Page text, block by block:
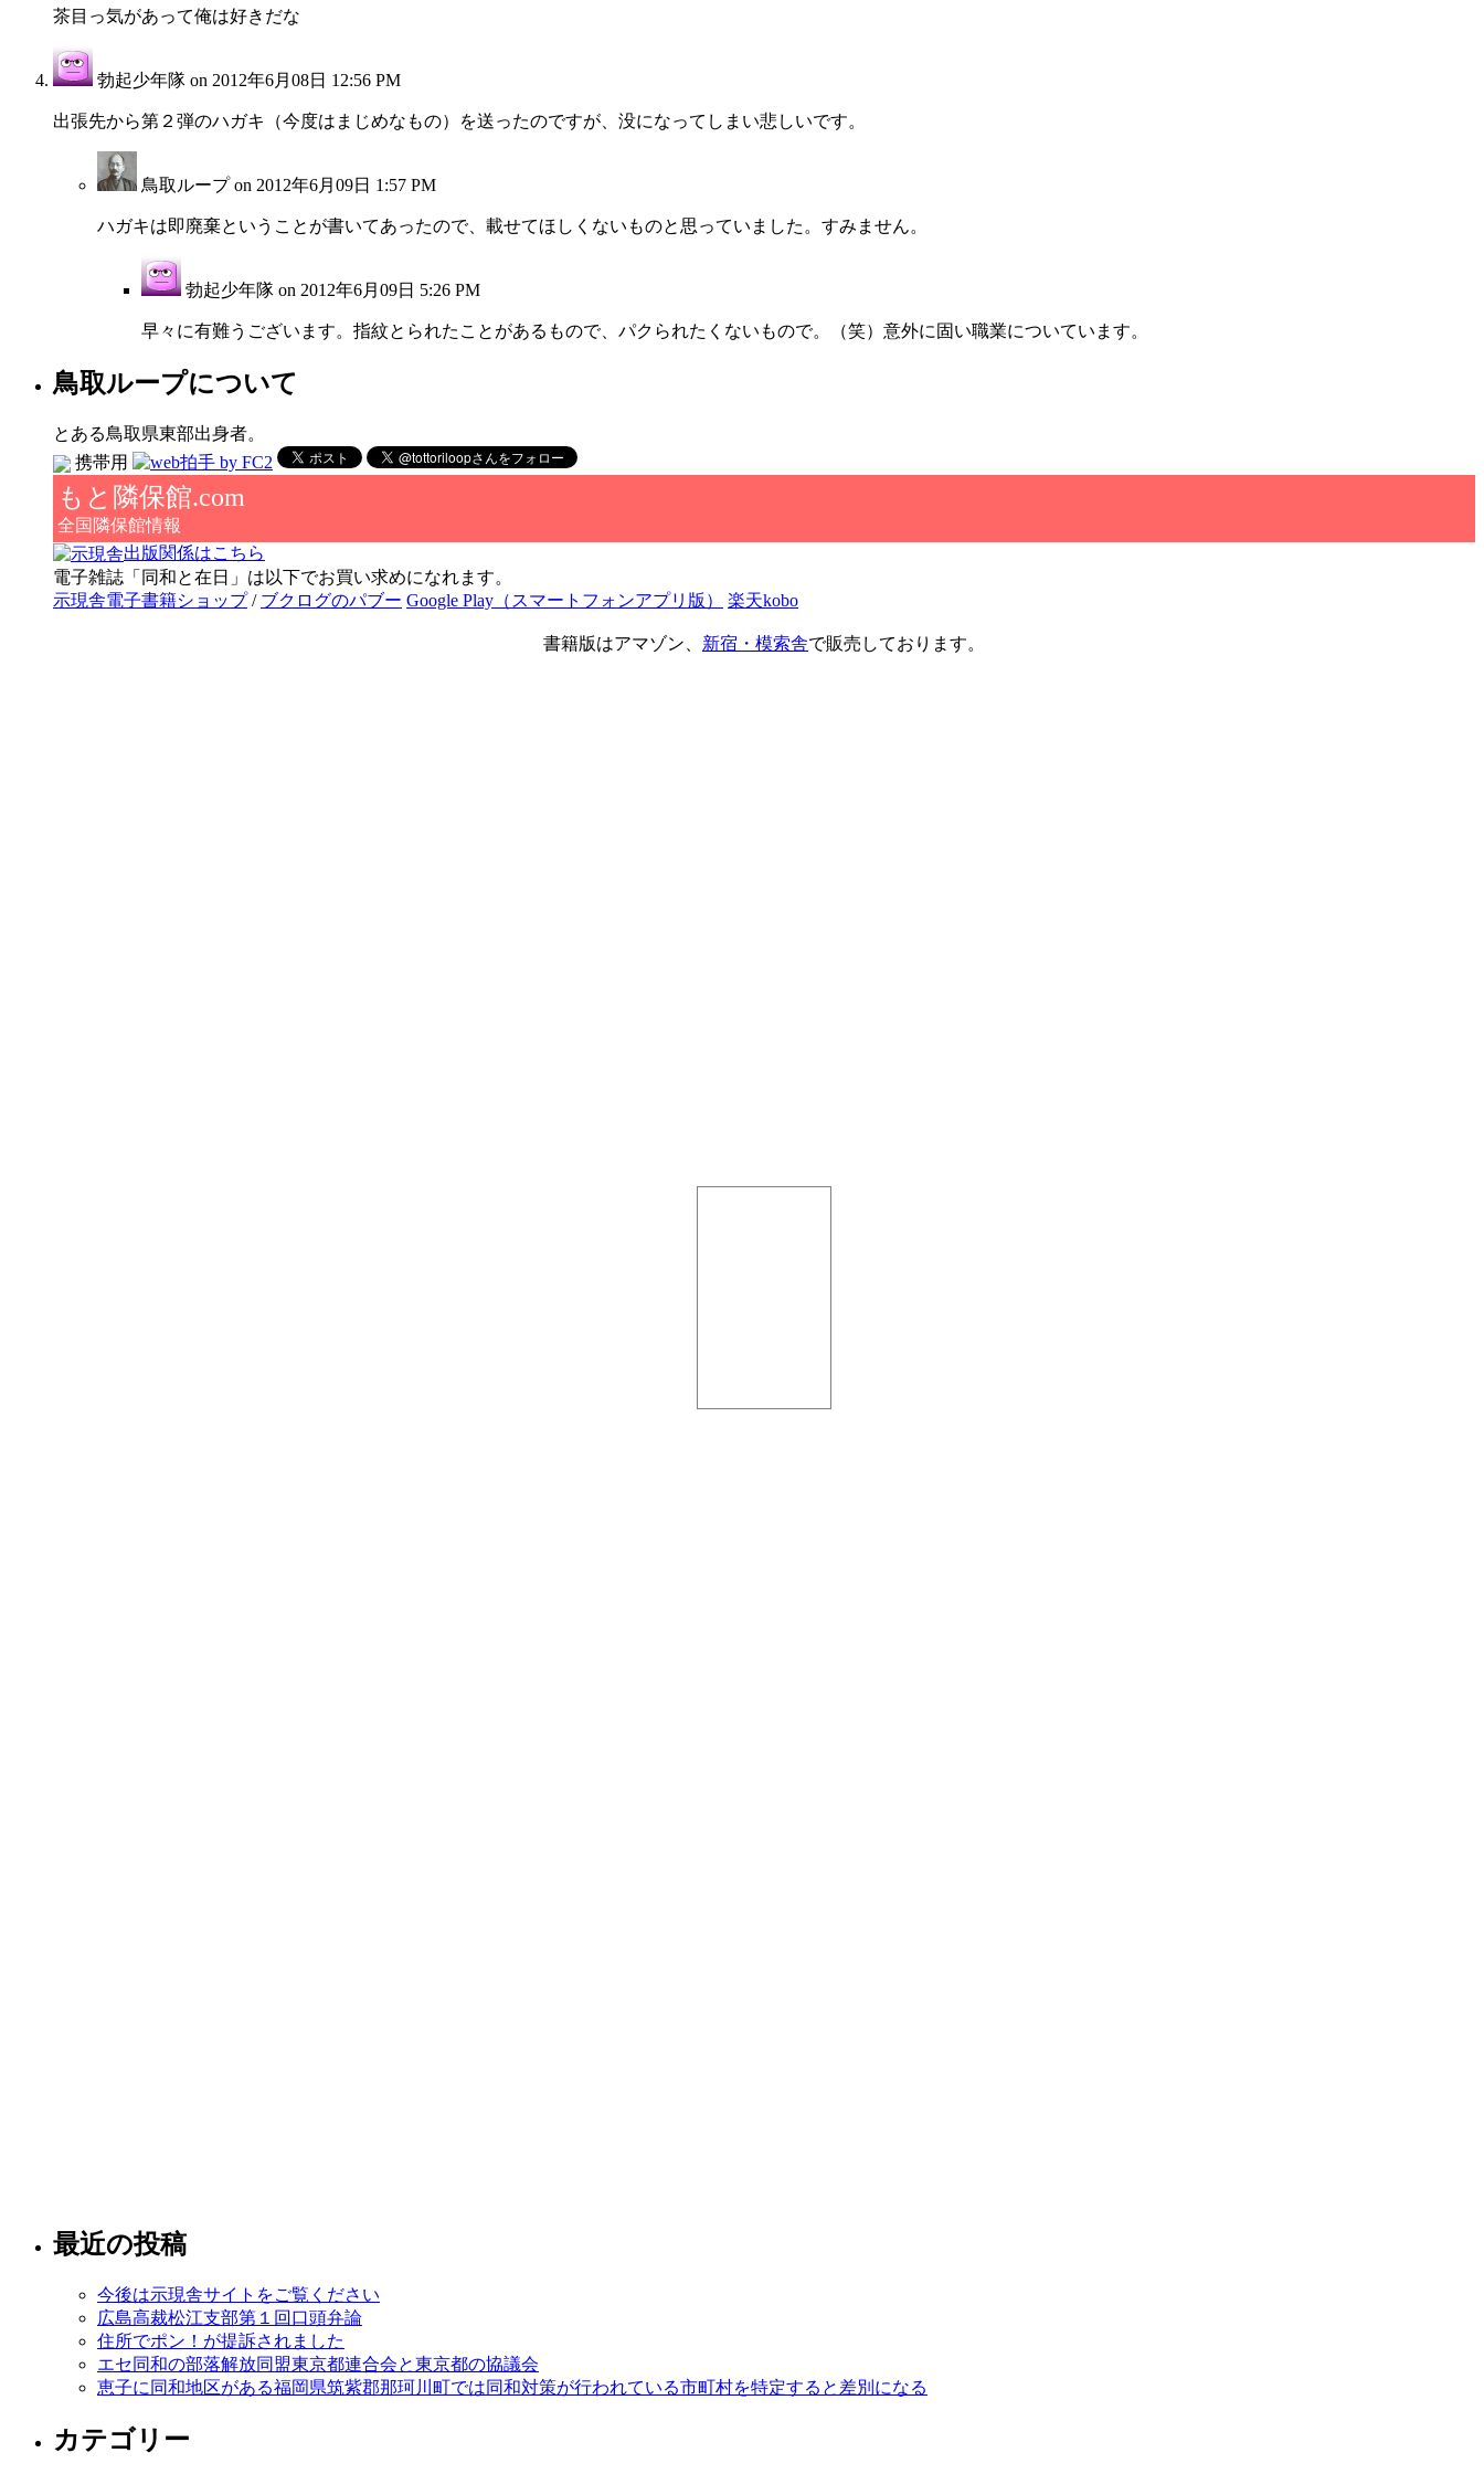
茶目っ気があって俺は好きだな
勃起少年隊 on 2012年6月08日 12:56 PM
出張先から第２弾のハガキ（今度はまじめなもの）を送ったのですが、没になってしまい悲しいです。
鳥取ループ on 2012年6月09日 1:57 PM
ハガキは即廃棄ということが書いてあったので、載せてほしくないものと思っていました。すみません。
勃起少年隊 on 2012年6月09日 5:26 PM
早々に有難うございます。指紋とられたことがあるもので、パクられたくないもので。（笑）意外に固い職業についています。
鳥取ループについて
とある鳥取県東部出身者。
携帯用
もと隣保館.com
全国隣保館情報
出版関係はこちら
電子雑誌「同和と在日」は以下でお買い求めになれます。
示現舎電子書籍ショップ/ ブクログのパブー Google Play（スマートフォンアプリ版） 楽天kobo
書籍版はアマゾン、 新宿・模索舎で販売しております。
最近の投稿
今後は示現舎サイトをご覧ください
広島高裁松江支部第１回口頭弁論
住所でポン！が提訴されました
エセ同和の部落解放同盟東京都連合会と東京都の協議会
恵子に同和地区がある福岡県筑紫郡那珂川町では同和対策が行われている市町村を特定すると差別になる
カテゴリー